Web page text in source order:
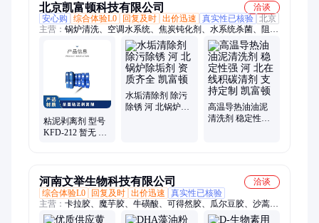
北京凯富顿科技有限公司
洽谈
安心购
综合体验L0 回复及时 出价迅速 真实性已核验 北京
主营： 锅炉清洗、空调水系统、焦炭钝化剂、水系统杀菌、阻垢
分散剂、洗涤高温水、粉尘抑制剂、脱硫增效剂、在线清洗剂、
氧化除藻剂、杀菌灭藻剂、水系统管道、无二氧化氯、空调冷凝
器、金属表面油污、清除附着藻类、烟气湿法脱硫、高电导反渗
透、通风系统清洗、空调风机盘管、导热油炉清洗、玻璃鳞片胶
泥、烟气脱硫脱硝、锅炉除垢除锈、填料水垢清洗
粘泥剥离剂 型号
KFD-212 暂无 PH
水垢清除剂 除污
除锈 河 北锅炉除
高温导热油油泥
清洗剂 稳定性强
河南文举生物科技有限公司
洽谈
综合体验L0
回复及时 出价迅速
真实性已核验
主营： 卡拉胶、魔芋胶、牛磺酸、可得然胶、瓜尔豆胶、沙蒿子
胶、海藻酸钠、纳他酶素、食用明胶、聚丙烯酸钠、甲基纤维